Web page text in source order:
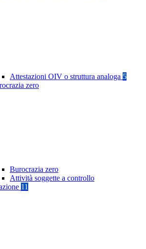
Attestazioni OIV o struttura analoga 5
zero
Burocrazia zero
Attività soggette a controllo
11